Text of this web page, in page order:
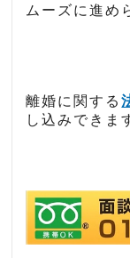
ムーズに進め
離婚に関する
し込みできま